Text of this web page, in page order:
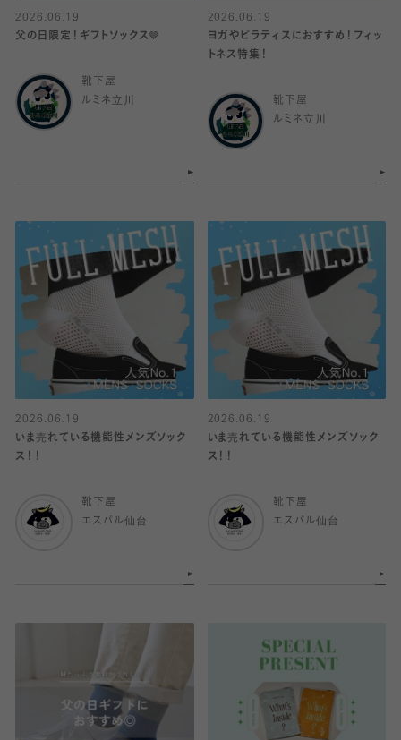
2026.06.19
父の日限定！ギフトソックス🤎
靴下屋
ルミネ立川
2026.06.19
ヨガやピラティスにおすすめ！フィッ
トネス特集！
靴下屋
ルミネ立川
2026.06.19
いま売れている機能性メンズソック
ス！！
靴下屋
エスパル仙台
2026.06.19
いま売れている機能性メンズソック
ス！！
靴下屋
エスパル仙台